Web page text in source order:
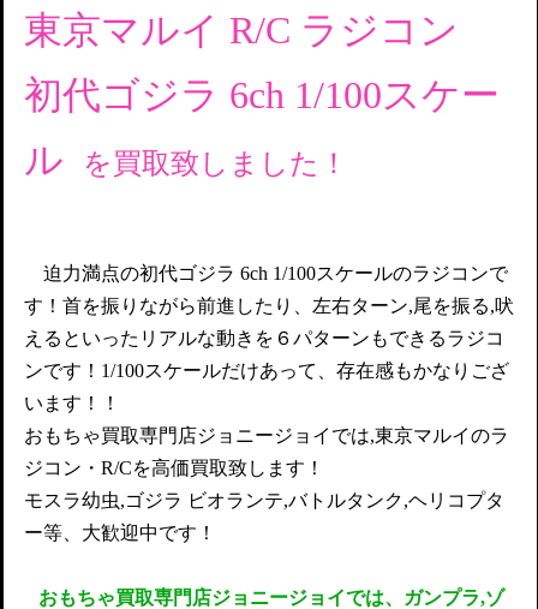
東京マルイ R/C ラジコン
初代ゴジラ 6ch 1/100スケー
ル
を買取致しました！
迫力満点の初代ゴジラ 6ch 1/100スケールのラジコンで
す！首を振りながら前進したり、左右ターン,尾を振る,吠
えるといったリアルな動きを６パターンもできるラジコ
ンです！1/100スケールだけあって、存在感もかなりござ
います！！
おもちゃ買取専門店ジョニージョイでは,東京マルイのラ
ジコン・R/Cを高価買取致します！
モスラ幼虫,ゴジラ ビオランテ,バトルタンク,ヘリコプタ
ー等、大歓迎中です！
おもちゃ買取専門店ジョニージョイでは、ガンプラ,ゾ